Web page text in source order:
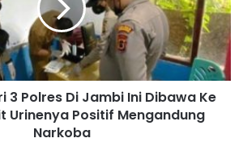
3 Polres Di Jambi Ini Dibawa Ke
Urinenya Positif Mengandung
Narkoba